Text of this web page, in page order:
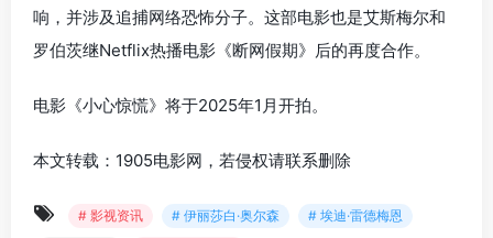
响，并涉及追捕网络恐怖分子。这部电影也是艾斯梅尔和
罗伯茨继Netflix热播电影《断网假期》后的再度合作。
电影《小心惊慌》将于2025年1月开拍。
本文转载：1905电影网，若侵权请联系删除
# 影视资讯 # 伊丽莎白·奥尔森
# 埃迪·雷德梅恩